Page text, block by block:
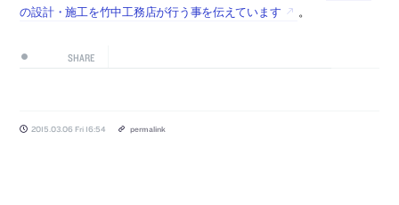
の設計・施工を竹中工務店が行う事を伝えています
。
SHARE
2015.03.06 Fri 16:54 permalink